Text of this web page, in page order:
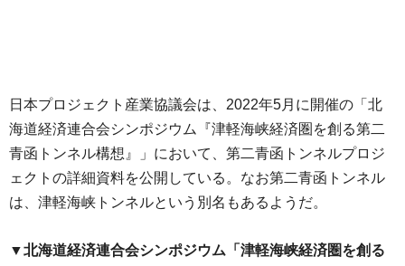
日本プロジェクト産業協議会は、2022年5月に開催の「北
海道経済連合会シンポジウム『津軽海峡経済圏を創る第二
青函トンネル構想』」において、第二青函トンネルプロジ
ェクトの詳細資料を公開している。なお第二青函トンネル
は、津軽海峡トンネルという別名もあるようだ。
▼北海道経済連合会シンポジウム「津軽海峡経済圏を創る